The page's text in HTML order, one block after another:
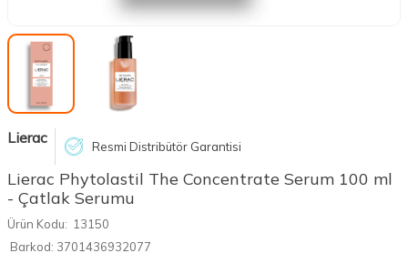
Lierac Resmi Distribütör Garantisi
Lierac Phytolastil The Concentrate Serum 100 ml
- Çatlak Serumu
Ürün Kodu: 13150
Barkod: 3701436932077